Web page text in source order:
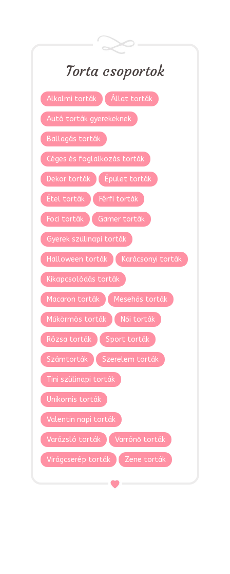
Torta csoportok
Alkalmi torták Állat torták
Autó torták gyerekeknek
Ballagás torták
Céges és foglalkozás torták
Dekor torták Épület torták
Étel torták Férfi torták
Foci torták Gamer torták
Gyerek szülinapi torták
Halloween torták Karácsonyi torták
Kikapcsolódás torták
Macaron torták Mesehős torták
Műkörmös torták Női torták
Rózsa torták Sport torták
Számtorták Szerelem torták
Tini szülinapi torták
Unikornis torták
Valentin napi torták
Varázsló torták Varrónő torták
Virágcserép torták Zene torták